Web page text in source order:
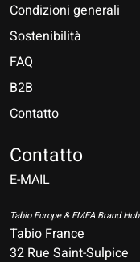
Condizioni generali
Sostenibilità
FAQ
B2B
Contatto
Contatto
E-MAIL
Tabio Europe & EMEA Brand Hub
Tabio France
32 Rue Saint-Sulpice